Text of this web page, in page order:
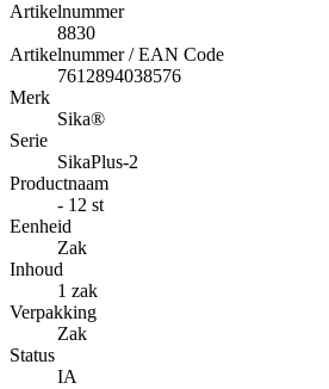
Artikelnummer
8830
Artikelnummer / EAN Code
7612894038576
Merk
Sika®
Serie
SikaPlus-2
Productnaam
- 12 st
Eenheid
Zak
Inhoud
1 zak
Verpakking
Zak
Status
IA